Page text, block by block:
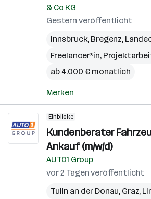
& Co KG
Gestern veröffentlicht
Innsbruck, Bregenz,
Freelancer*in,
ab 4.000 € monatlich
Merken
Einblicke
Kundenberater
Ankauf (m/w/d)
AUTO1 Group
vor 2 Tagen veröffentlicht
Tulln an der Donau, Graz,